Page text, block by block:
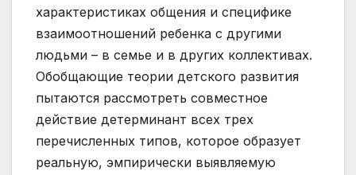
характеристиках общения и специфике
взаимоотношений ребенка с другими
людьми – в семье и в других коллективах.
Обобщающие теории детского развития
пытаются рассмотреть совместное
действие детерминант всех трех
перечисленных типов, которое образует
реальную, эмпирически выявляемую